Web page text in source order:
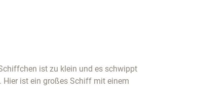
ist zu klein und es schwippt
Hier ist ein großes Schiff mit einem